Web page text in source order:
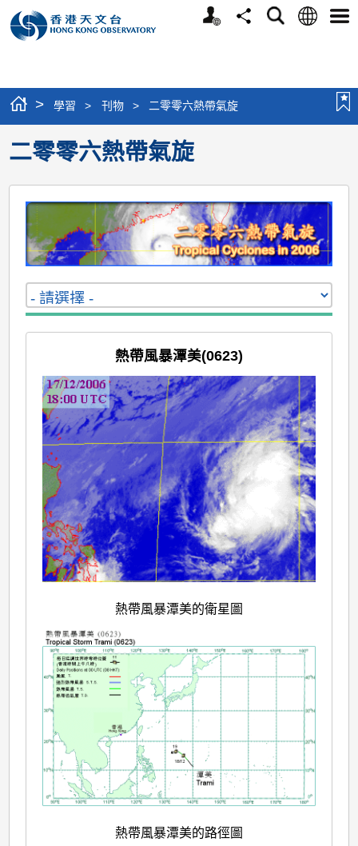
個
分
搜
語
選
> 學習 > 刊物 > 二零零六熱帶氣旋
二零零六熱帶氣旋
熱帶風暴潭美(0623)
熱帶風暴潭美的衛星圖
熱帶風暴潭美的路徑圖